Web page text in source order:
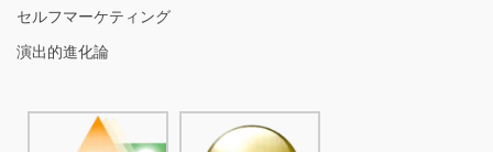
セルフマーケティング
演出的進化論